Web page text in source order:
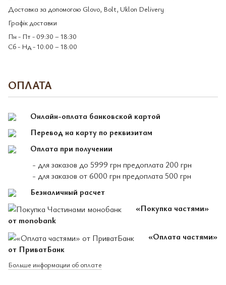
Доставка за допомогою Glovo, Bolt, Uklon Delivery
Графік доставки
Пн - Пт - 09:30 – 18:30
Сб - Нд - 10:00 – 18:00
ОПЛАТА
Онлайн-оплата банковской картой
Перевод на карту по реквизитам
Оплата при получении
- для заказов до 5999 грн предоплата 200 грн
- для заказов от 6000 грн предоплата 500 грн
Безналичный расчет
«Покупка частями»
от monobank
«Оплата частями»
от ПриватБанк
Больше информации об оплате